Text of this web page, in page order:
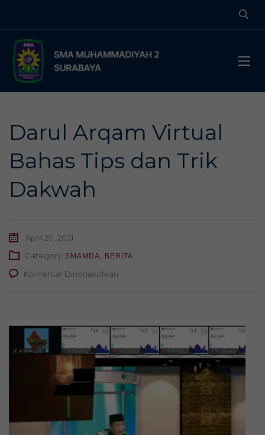
Darul Arqam Virtual
Bahas Tips dan Trik
Dakwah
April 20, 2021
Category: SMAMDA, BERITA
Komentar Dinonaktifkan
Tips
Trik
Dakwah